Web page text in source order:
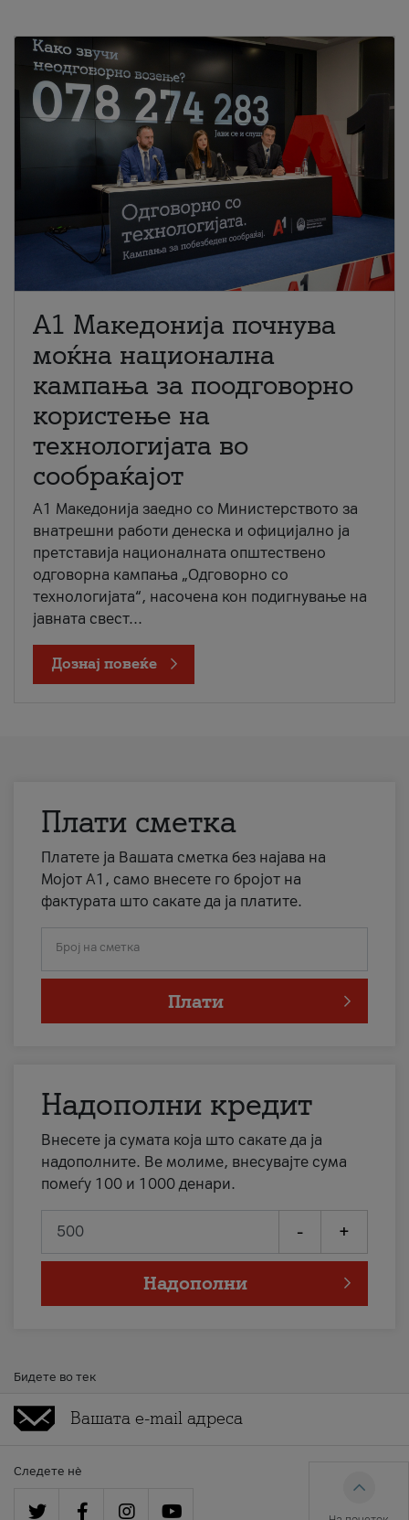
A1 Македонија почнува
моќна национална
кампања за поодговорно
користење на
технологијата во
сообраќајот
A1 Македонија заедно со Министерството за
внатрешни работи денеска и официјално ја
претставија националната општествено
одговорна кампања „Одговорно со
технологијата“, насочена кон подигнување на
јавната свест...
Дознај повеќе
Плати сметка
Платете ја Вашата сметка без најава на
Мојот А1, само внесете го бројот на
фактурата што сакате да ја платите.
Број на сметка
Плати
Надополни кредит
Внесете ја сумата која што сакате да ја
надополните. Ве молиме, внесувајте сума
помеѓу 100 и 1000 денари.
- +
Надополни
Бидете во тек
Следете нè